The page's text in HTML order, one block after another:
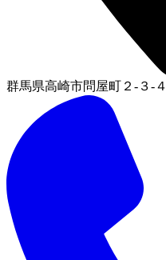
群馬県高崎市問屋町２-３-４